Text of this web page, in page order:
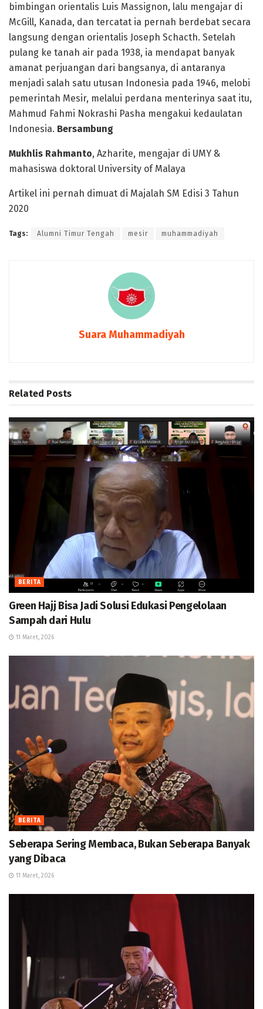
bimbingan orientalis Luis Massignon, lalu mengajar di
McGill, Kanada, dan tercatat ia pernah berdebat secara
langsung dengan orientalis Joseph Schacth. Setelah
pulang ke tanah air pada 1938, ia mendapat banyak
amanat perjuangan dari bangsanya, di antaranya
menjadi salah satu utusan Indonesia pada 1946, melobi
pemerintah Mesir, melalui perdana menterinya saat itu,
Mahmud Fahmi Nokrashi Pasha mengakui kedaulatan
Indonesia. Bersambung
Mukhlis Rahmanto, Azharite, mengajar di UMY &
mahasiswa doktoral University of Malaya
Artikel ini pernah dimuat di Majalah SM Edisi 3 Tahun
2020
Tags: Alumni Timur Tengah mesir muhammadiyah
Suara Muhammadiyah
Related Posts
BERITA
Green Hajj Bisa Jadi Solusi Edukasi Pengelolaan
Sampah dari Hulu
11 Maret, 2026
BERITA
Seberapa Sering Membaca, Bukan Seberapa Banyak
yang Dibaca
11 Maret, 2026